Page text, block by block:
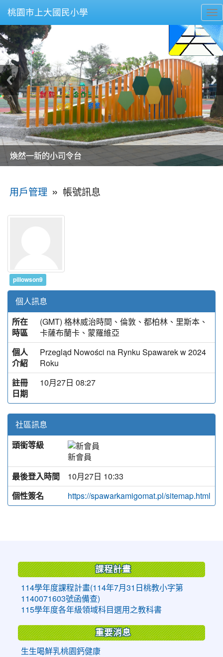
桃園市上大國民小學
美麗的操場是我們活力的來源
美麗的操場是我們活力的來源
煥然一新的小司令台
煥然一新的小司令台
富含桃園埤塘田園風光意象的中廊
富含桃園埤塘田園風光意象的中廊
嶄新的中庭廣場
嶄新的中庭廣場
水生池生生不息
水生池生生不息
用戶管理 » 帳號訊息
pillowson9
個人訊息
所在
時區
(GMT) 格林威治時間、倫敦、都柏林、里斯本、
卡薩布蘭卡、蒙羅維亞
個人
介紹
Przegląd Nowości na Rynku Spawarek w 2024
Roku
註冊
日期
10月27日 08:27
社區訊息
頭銜等級
新會員
最後登入時間
10月27日 10:33
個性簽名
https://spawarkamigomat.pl/sitemap.html
課程計畫
114學年度課程計畫(114年7月31日桃教小字第
1140071603號函備查)
115學年度各年級領域科目選用之教科書
重要消息
生生喝鮮乳桃園鈣健康